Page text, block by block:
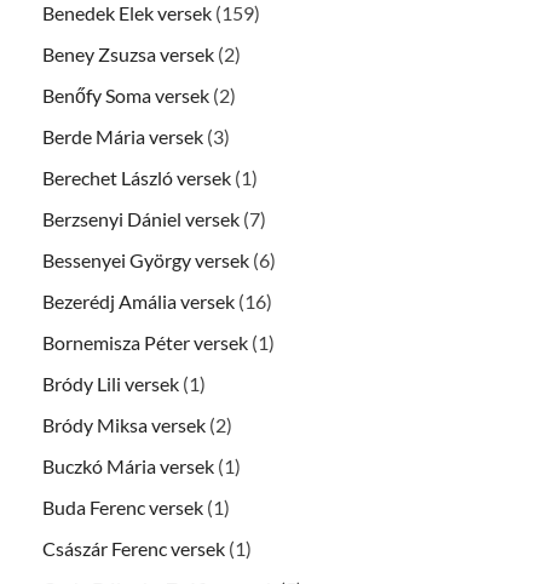
Benedek Elek versek (159)
Beney Zsuzsa versek (2)
Benőfy Soma versek (2)
Berde Mária versek (3)
Berechet László versek (1)
Berzsenyi Dániel versek (7)
Bessenyei György versek (6)
Bezerédj Amália versek (16)
Bornemisza Péter versek (1)
Bródy Lili versek (1)
Bródy Miksa versek (2)
Buczkó Mária versek (1)
Buda Ferenc versek (1)
Császár Ferenc versek (1)